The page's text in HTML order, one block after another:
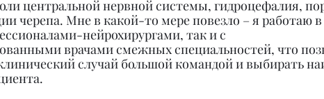
центральной нервной системы, гидроцефалия,
черепа. Мне в какой-то мере повезло – я работаю
нейрохирургами, так и с
врачами смежных специальностей, что
случай большой командой и выбирать